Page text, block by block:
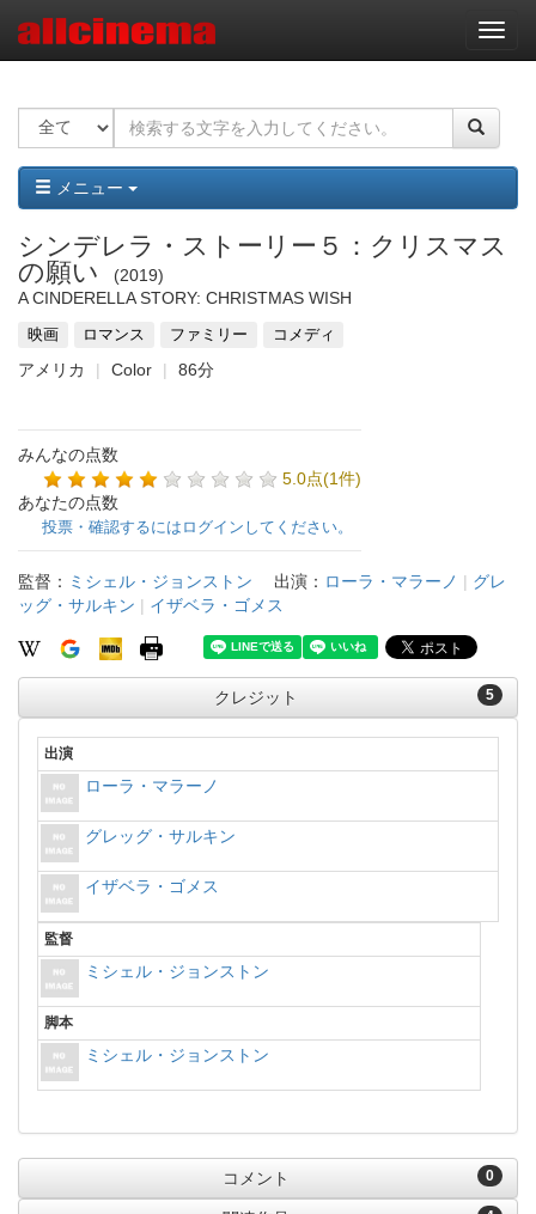
ナ
ビ
ー
ョ
ン
メニュー
シンデレラ・ストーリー５：クリスマス
の願い
2019
A CINDERELLA STORY: CHRISTMAS WISH
映画 ロマンス ファミリー コメディ
アメリカ Color 86分
みんなの点数
5.0点(1件)
あなたの点数
投票・確認するにはログインしてください。
監督： ミシェル・ジョンストン 出演： ローラ・マラーノ | グレ
ッグ・サルキン | イザベラ・ゴメス
5
クレジット
出演
ローラ・マラーノ
グレッグ・サルキン
イザベラ・ゴメス
監督
ミシェル・ジョンストン
脚本
ミシェル・ジョンストン
0
コメント